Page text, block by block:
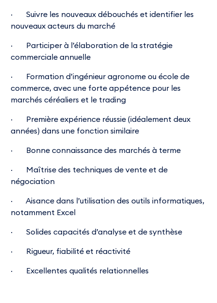
· Suivre les nouveaux débouchés et identifier les
nouveaux acteurs du marché
· Participer à l’élaboration de la stratégie
commerciale annuelle
· Formation d’ingénieur agronome ou école de
commerce, avec une forte appétence pour les
marchés céréaliers et le trading
· Première expérience réussie (idéalement deux
années) dans une fonction similaire
· Bonne connaissance des marchés à terme
· Maîtrise des techniques de vente et de
négociation
· Aisance dans l’utilisation des outils informatiques,
notamment Excel
· Solides capacités d’analyse et de synthèse
· Rigueur, fiabilité et réactivité
· Excellentes qualités relationnelles